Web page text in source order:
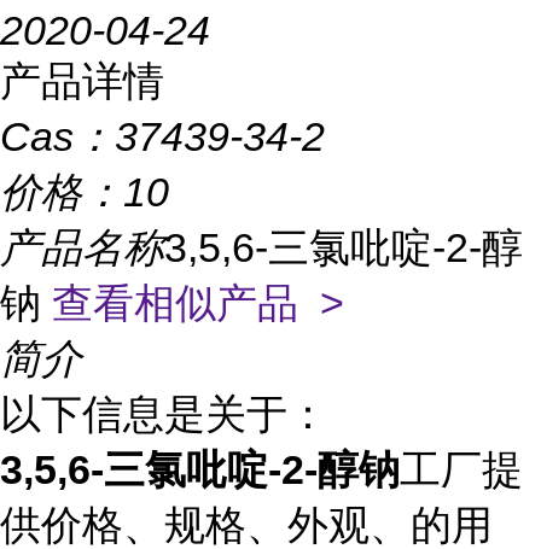
2020-04-24
产品详情
Cas： 37439-34-2
价格： 10
产品名称3,5,6-三氯吡啶-2-醇
钠 查看相似产品 >
简介
以下信息是关于：
3,5,6-三氯吡啶-2-醇钠工厂提
供价格、规格、外观、的用